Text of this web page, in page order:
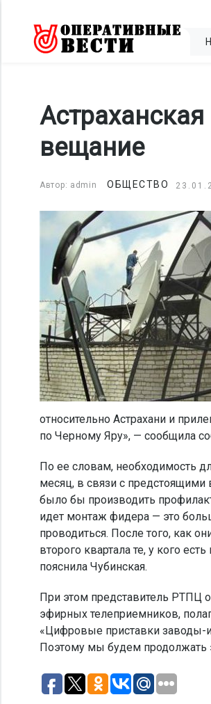
вещание
Автор: admin ОБЩЕСТВО
относительно Астрахани и
по Черному Яру», — сообщила
По ее словам, необходимость
месяц, в связи с
было бы производить
идет монтаж фидера — это
проводиться. После того, как
второго квартала те, у кого
пояснила Чубинская.
При этом представитель РТПЦ
эфирных телеприемников,
«Цифровые приставки заводы-
Поэтому мы будем продолжать